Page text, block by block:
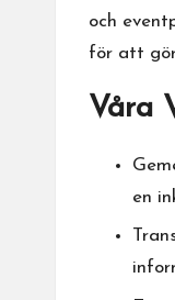
och
för att
Våra
en